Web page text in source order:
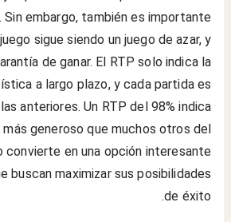
Sin embargo, también es importante
sigue siendo un juego de azar, y
de ganar. El RTP solo indica la
a largo plazo, y cada partida es
anteriores. Un RTP del 98% indica
generoso que muchos otros del
convierte en una opción interesante
buscan maximizar sus posibilidades
de éxito.